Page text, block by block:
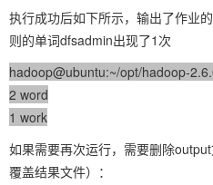
执行成功后如下所示，输出了作业
则的单词dfsadmin出现了1次
hadoop@ubuntu:~/opt/hadoop-
2 word
1 work
如果需要再次运行，需要删除
覆盖结果文件）：